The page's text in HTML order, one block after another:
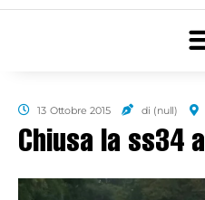
13 Ottobre 2015 di (null)
Chiusa la ss34